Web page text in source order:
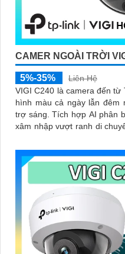
CAMER NGOÀI TRỜI
5%-35%
Liên Hệ
VIGI C240 là camera đến từ
hình màu cả ngày lẫn đêm
trợ sáng. Tích hợp AI phân biệt người phương tiện phát hiện
xâm nhập vượt ranh di